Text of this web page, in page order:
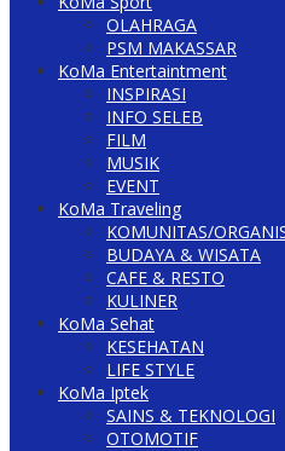
OLAHRAGA
PSM MAKASSAR
KoMa Entertaintment
INSPIRASI
INFO SELEB
FILM
MUSIK
EVENT
KoMa Traveling
KOMUNITAS/
BUDAYA & WISATA
CAFE & RESTO
KULINER
KoMa Sehat
KESEHATAN
LIFE STYLE
KoMa Iptek
SAINS & TEKNOLOGI
OTOMOTIF